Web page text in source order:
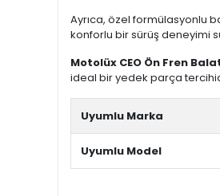
Ayrıca, özel formülasyonlu
konforlu bir sürüş deneyimi
Motolüx CEO Ön Fren
ideal bir yedek parça
Uyumlu Marka
Uyumlu Model